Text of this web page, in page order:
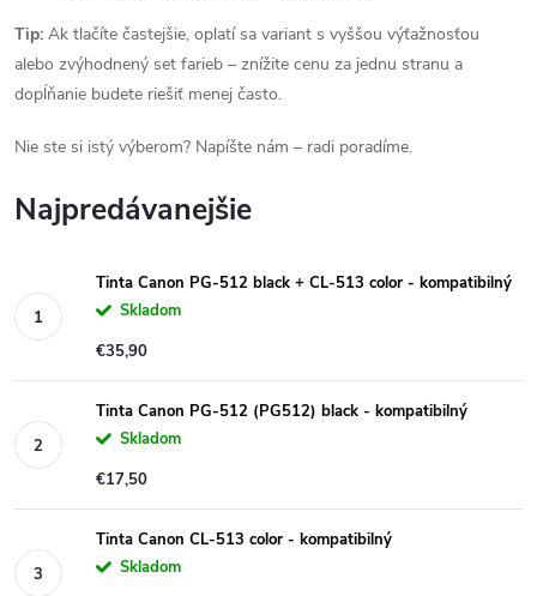
Tip: Ak tlačíte častejšie, oplatí sa variant s vyššou výťažnosťou
alebo zvýhodnený set farieb – znížite cenu za jednu stranu a
dopĺňanie budete riešiť menej často.
Nie ste si istý výberom? Napíšte nám – radi poradíme.
Najpredávanejšie
Tinta Canon PG-512 black + CL-513 color - kompatibilný
Skladom
€35,90
Tinta Canon PG-512 (PG512) black - kompatibilný
Skladom
€17,50
Tinta Canon CL-513 color - kompatibilný
Skladom